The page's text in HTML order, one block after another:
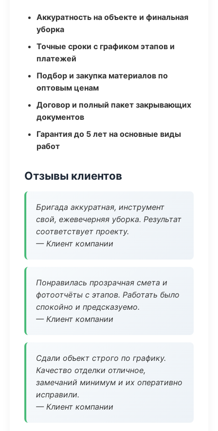
Аккуратность на объекте и финальная
уборка
Точные сроки с графиком этапов и
платежей
Подбор и закупка материалов по
оптовым ценам
Договор и полный пакет закрывающих
документов
Гарантия до 5 лет на основные виды
работ
Отзывы клиентов
Бригада аккуратная, инструмент
свой, ежевечерняя уборка. Результат
соответствует проекту.
— Клиент компании
Понравилась прозрачная смета и
фотоотчёты с этапов. Работать было
спокойно и предсказуемо.
— Клиент компании
Сдали объект строго по графику.
Качество отделки отличное,
замечаний минимум и их оперативно
исправили.
— Клиент компании